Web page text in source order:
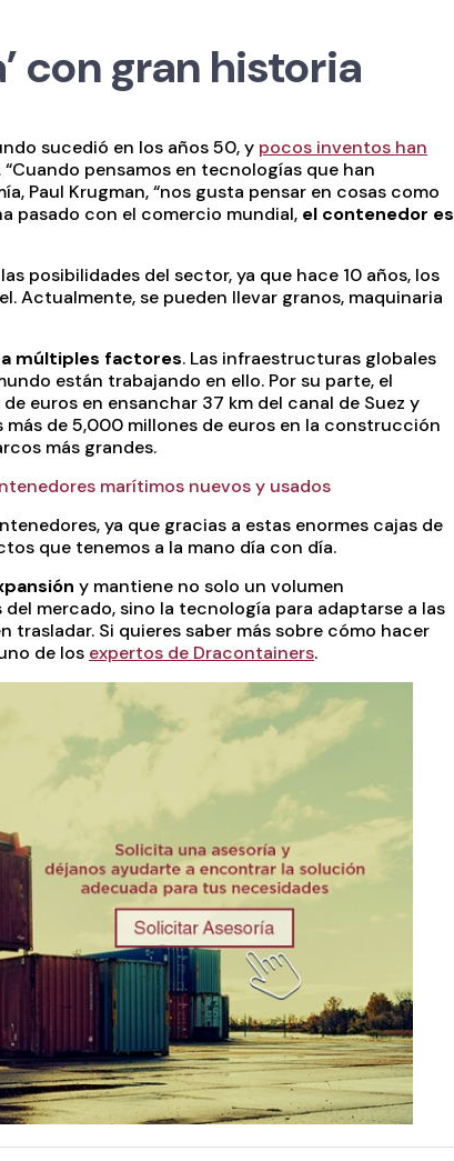
con gran historia
sucedió en los años 50, y pocos inventos han
.“Cuando pensamos en tecnologías que han
Paul Krugman, “nos gusta pensar en cosas como
pasado con el comercio mundial, el contenedor es
posibilidades del sector, ya que hace 10 años, los
Actualmente, se pueden llevar granos, maquinaria
múltiples factores. Las infraestructuras globales
están trabajando en ello. Por su parte, el
euros en ensanchar 37 km del canal de Suez y
de 5,000 millones de euros en la construcción
más grandes.
marítimos nuevos y usados
ya que gracias a estas enormes cajas de
que tenemos a la mano día con día.
y mantiene no solo un volumen
mercado, sino la tecnología para adaptarse a las
Si quieres saber más sobre cómo hacer
de los expertos de Dracontainers.